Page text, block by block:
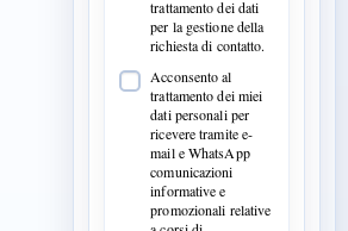
trattamento dei dati
per la gestione della
richiesta di contatto.
Acconsento al
trattamento dei miei
dati personali per
ricevere tramite e-
mail e WhatsApp
comunicazioni
informative e
promozionali relative